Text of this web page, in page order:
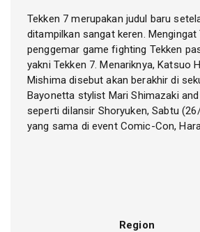
Tekken 7 merupakan judul baru
ditampilkan sangat keren.
penggemar game fighting Tekken
yakni Tekken 7. Menariknya, Katsuo
Mishima disebut akan berakhir di
Bayonetta stylist Mari Shimazaki
seperti dilansir Shoryuken, Sabtu
yang sama di event Comic-Con,
Region